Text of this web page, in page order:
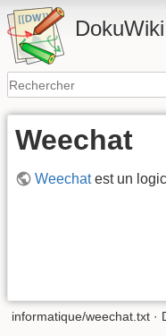
DokuWiki
Weechat
Weechatest un
informatique/weechat.txt ·